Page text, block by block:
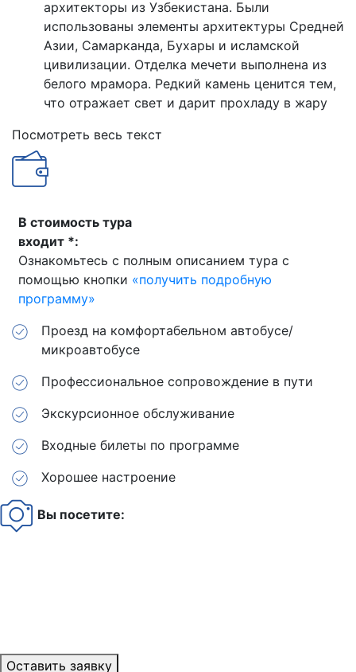
архитекторы из Узбекистана. Были
использованы элементы архитектуры Средней
Азии, Самарканда, Бухары и исламской
цивилизации. Отделка мечети выполнена из
белого мрамора. Редкий камень ценится тем,
что отражает свет и дарит прохладу в жару
Посмотреть весь текст
В стоимость тура
входит *:
Ознакомьтесь с полным описанием тура с
помощью кнопки «получить подробную
программу»
Проезд на комфортабельном автобусе/
микроавтобусе
Профессиональное сопровождение в пути
Экскурсионное обслуживание
Входные билеты по программе
Хорошее настроение
Вы посетите:
Оставить заявку